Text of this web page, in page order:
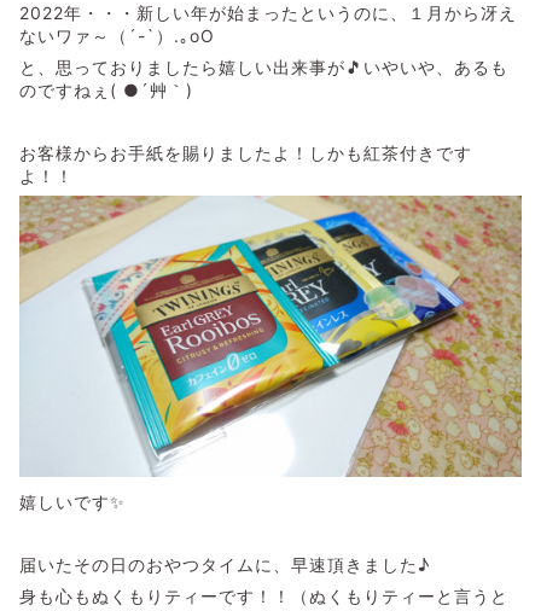
2022年・・・新しい年が始まったというのに、１月から冴え
ないワァ～（´-`）.｡oO
と、思っておりましたら嬉しい出来事が🎵いやいや、あるも
のですねぇ( ●´艸｀)
お客様からお手紙を賜りましたよ！しかも紅茶付きです
よ！！
嬉しいです✨
届いたその日のおやつタイムに、早速頂きました♪
身も心もぬくもりティーです！！（ぬくもりティーと言うと